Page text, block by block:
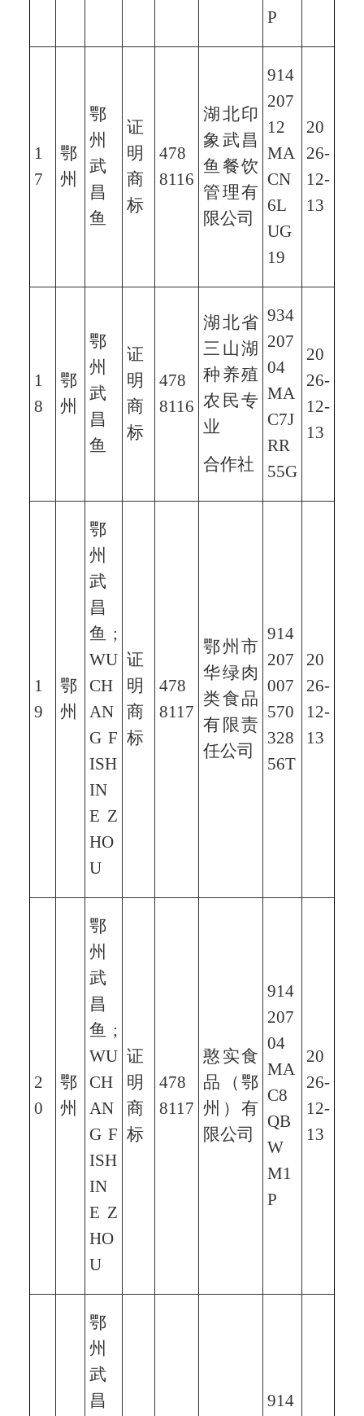
P
1
7
鄂
州
鄂
州
武
昌
鱼
证
明
商
标
478
8116
湖北印
象武昌
鱼餐饮
管理有
限公司
914
207
12
MA
CN
6L
UG
19
20
26-
12-
13
1
8
鄂
州
鄂
州
武
昌
鱼
证
明
商
标
478
8116
湖北省
三山湖
种养殖
农民专
业
合作社
934
207
04
MA
C7J
RR
55G
20
26-
12-
13
1
9
鄂
州
鄂
州
武
昌
鱼;
WU
CH
AN
G F
ISH
IN
E Z
HO
U
证
明
商
标
478
8117
鄂州市
华绿肉
类食品
有限责
任公司
914
207
007
570
328
56T
20
26-
12-
13
2
0
鄂
州
鄂
州
武
昌
鱼;
WU
CH
AN
G F
ISH
IN
E Z
HO
U
证
明
商
标
478
8117
憨实食
品（鄂
州）有
限公司
914
207
04
MA
C8
QB
W
M1
P
20
26-
12-
13
鄂
州
武
昌
914